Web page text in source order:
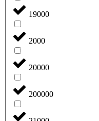
19000
2000
20000
200000